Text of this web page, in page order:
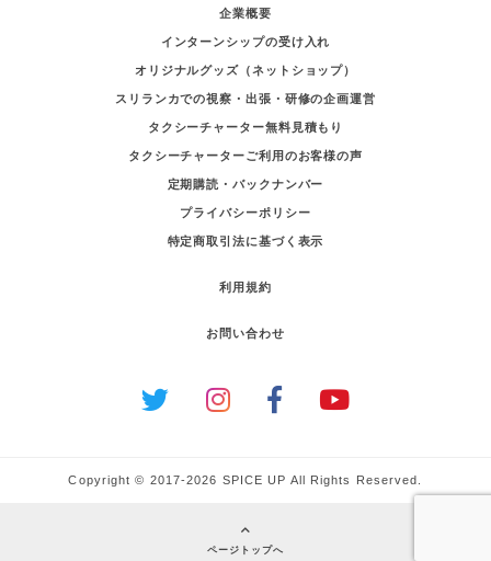
企業概要
インターンシップの受け入れ
オリジナルグッズ（ネットショップ）
スリランカでの視察・出張・研修の企画運営
タクシーチャーター無料見積もり
タクシーチャーターご利用のお客様の声
定期購読・バックナンバー
プライバシーポリシー
特定商取引法に基づく表示
利用規約
お問い合わせ
Copyright © 2017-2026 SPICE UP All Rights Reserved.
ページトップへ